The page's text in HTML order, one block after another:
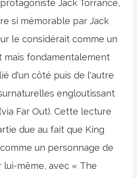
Jack Torrance,
si mémorable par Jack
le considérait comme un
mais fondamentalement
d'un côté puis de l'autre
engloutissant
Far Out). Cette lecture
due au fait que King
un personnage de
même, avec « The